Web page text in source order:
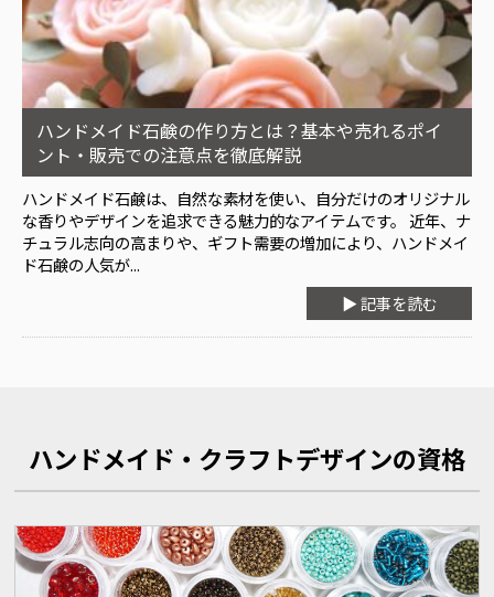
ハンドメイド石鹸の作り方とは？基本や売れるポイ
ント・販売での注意点を徹底解説
ハンドメイド石鹸は、自然な素材を使い、自分だけのオリジナル
な香りやデザインを追求できる魅力的なアイテムです。 近年、ナ
チュラル志向の高まりや、ギフト需要の増加により、ハンドメイ
ド石鹸の人気が...
▶ 記事を読む
ハンドメイド・クラフトデザインの資格